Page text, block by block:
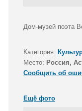
Дом-музей поэта
Категория:
Место: Россия,
Сообщить об
Ещё фото